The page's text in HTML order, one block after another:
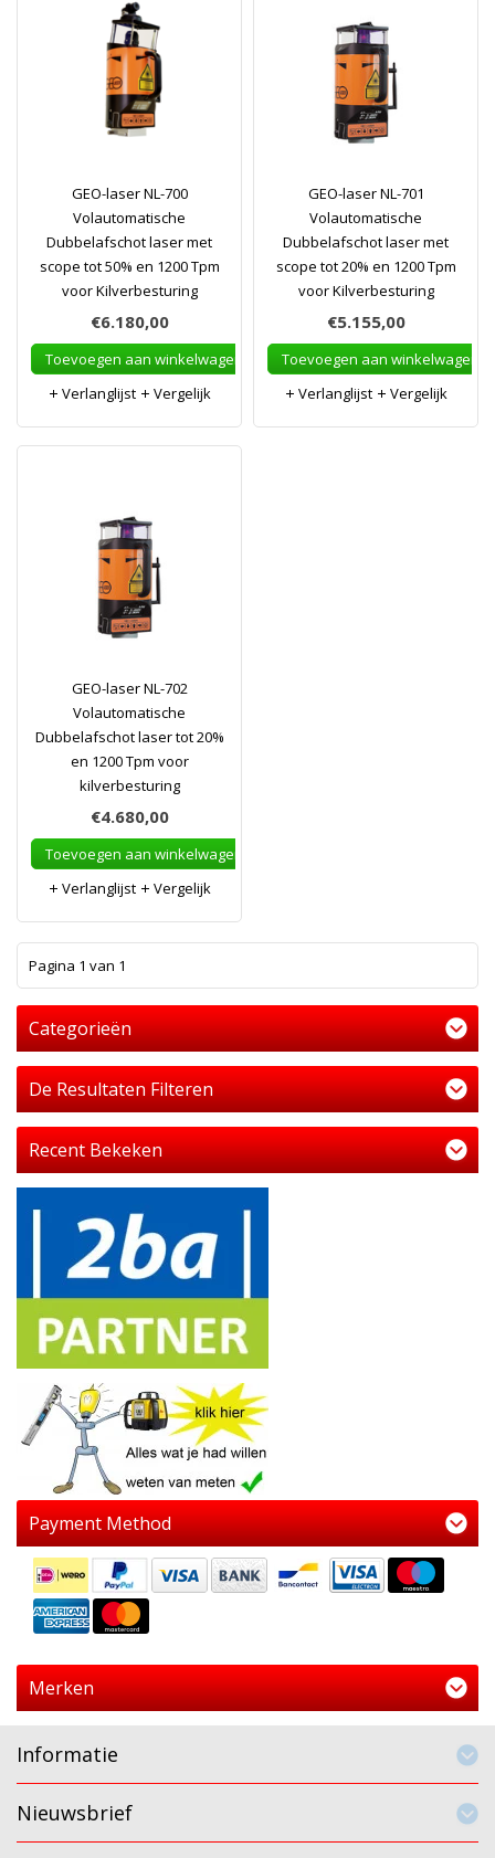
GEO-laser NL-700
Volautomatische
Dubbelafschot laser met
scope tot 50% en 1200 Tpm
voor Kilverbesturing
€6.180,00
Toevoegen aan winkelwagen
Verlanglijst
Vergelijk
GEO-laser NL-701
Volautomatische
Dubbelafschot laser met
scope tot 20% en 1200 Tpm
voor Kilverbesturing
€5.155,00
Toevoegen aan winkelwagen
Verlanglijst
Vergelijk
GEO-laser NL-702
Volautomatische
Dubbelafschot laser tot 20%
en 1200 Tpm voor
kilverbesturing
€4.680,00
Toevoegen aan winkelwagen
Verlanglijst
Vergelijk
Pagina 1 van 1
Categorieën
De Resultaten Filteren
Recent Bekeken
Payment Method
Merken
Informatie
Nieuwsbrief